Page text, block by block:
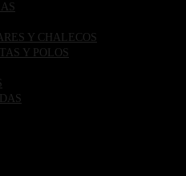
Y CHALECOS
Y POLOS